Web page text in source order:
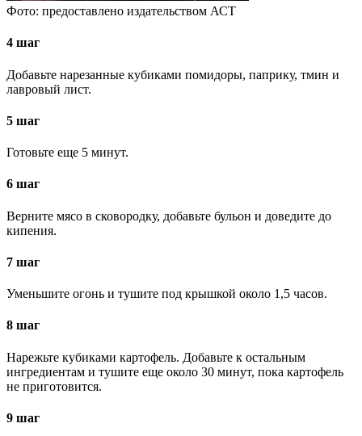
Фото: предоставлено издательством АСТ
4 шаг
Добавьте нарезанные кубиками помидоры, паприку, тмин и
лавровый лист.
5 шаг
Готовьте еще 5 минут.
6 шаг
Верните мясо в сковородку, добавьте бульон и доведите до
кипения.
7 шаг
Уменьшите огонь и тушите под крышкой около 1,5 часов.
8 шаг
Нарежьте кубиками картофель. Добавьте к остальным
ингредиентам и тушите еще около 30 минут, пока картофель
не приготовится.
9 шаг